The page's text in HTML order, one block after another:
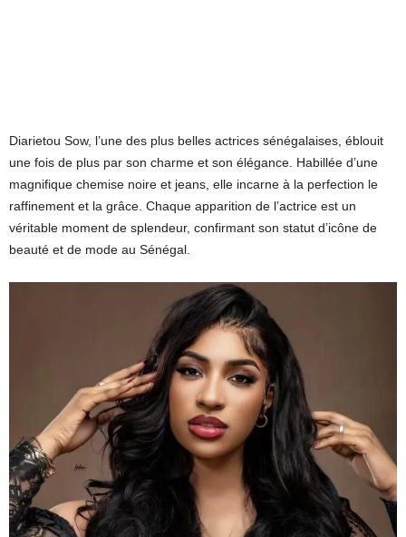
Diarietou Sow, l’une des plus belles actrices sénégalaises, éblouit
une fois de plus par son charme et son élégance. Habillée d’une
magnifique chemise noire et jeans, elle incarne à la perfection le
raffinement et la grâce. Chaque apparition de l’actrice est un
véritable moment de splendeur, confirmant son statut d’icône de
beauté et de mode au Sénégal.